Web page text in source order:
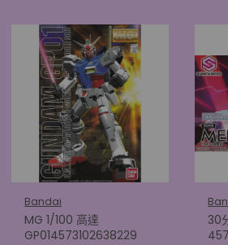
Bandai
MG 1/100 高達
GP014573102638229
30